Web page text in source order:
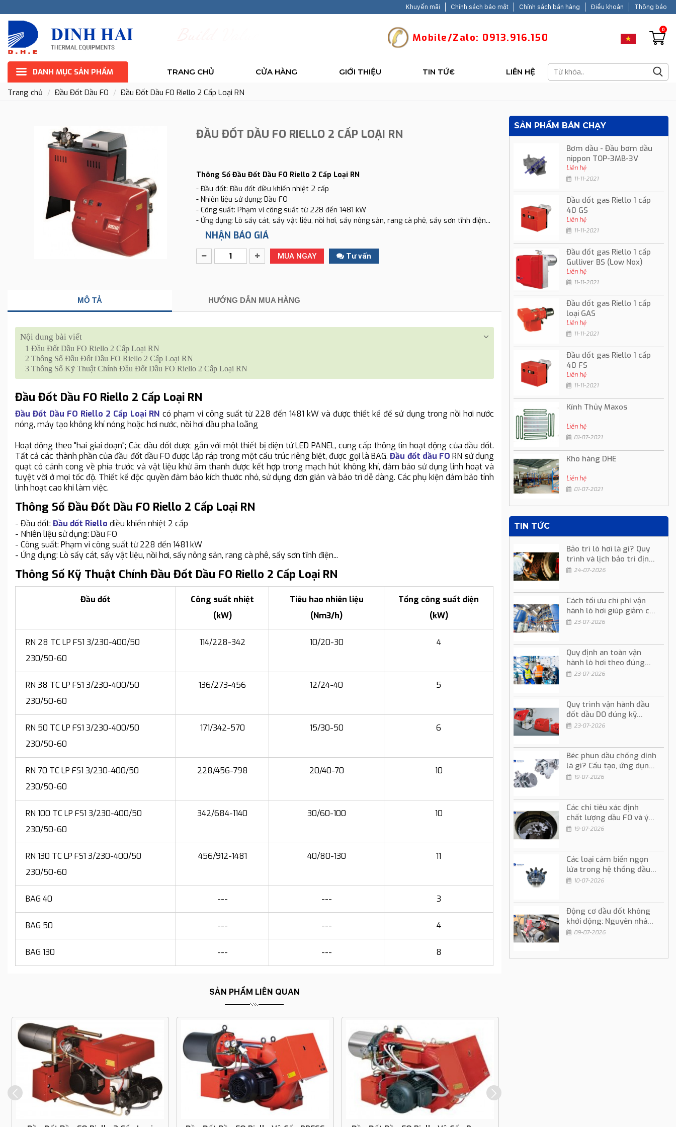
Khuyến mãi Chính sách bảo mật Chính sách bán hàng Điều khoản Thông báo
Mobile/Zalo: 0913.916.150
0
DANH MỤC SẢN PHẨM TRANG CHỦ CỬA HÀNG GIỚI THIỆU TIN TỨC LIÊN HỆ
Trang chủ Đầu Đốt Dầu FO Đầu Đốt Dầu FO Riello 2 Cấp Loại RN
ĐẦU ĐỐT DẦU FO RIELLO 2 CẤP LOẠI RN
Thông Số Đầu Đốt Dầu FO Riello 2 Cấp Loại RN
- Đầu đốt: Đầu đốt điều khiển nhiệt 2 cấp
- Nhiên liệu sử dụng: Dầu FO
- Công suất: Phạm vi công suất từ 228 đến 1481 kW
- Ứng dụng: Lò sấy cát, sấy vật liệu, nồi hơi, sấy nông sản, rang cà phê, sấy sơn tĩnh điện...
NHẬN BÁO GIÁ
MUA NGAY Tư vấn
MÔ TẢ HƯỚNG DẪN MUA HÀNG
Nội dung bài viết
1 Đầu Đốt Dầu FO Riello 2 Cấp Loại RN
2 Thông Số Đầu Đốt Dầu FO Riello 2 Cấp Loại RN
3 Thông Số Kỹ Thuật Chính Đầu Đốt Dầu FO Riello 2 Cấp Loại RN
Đầu Đốt Dầu FO Riello 2 Cấp Loại RN
Đầu Đốt Dầu FO Riello 2 Cấp Loại RN có phạm vi công suất từ 228 đến 1481 kW và được thiết kế để sử dụng trong nồi hơi nước
nóng, máy tạo không khí nóng hoặc hơi nước, nồi hơi dầu pha loãng
Hoạt động theo "hai giai đoạn"; Các đầu đốt được gắn với một thiết bị điện tử LED PANEL, cung cấp thông tin hoạt động của đầu đốt.
Tất cả các thành phần của đầu đốt dầu FO được lắp ráp trong một cấu trúc riêng biệt, được gọi là BAG.Đầu đốt dầu FO RN sử dụng
quạt có cánh cong về phía trước và vật liệu khử âm thanh được kết hợp trong mạch hút không khí, đảm bảo sử dụng linh hoạt và
tuyệt vời ở mọi tốc độ. Thiết kế độc quyền đảm bảo kích thước nhỏ, sử dụng đơn giản và bảo trì dễ dàng. Các phụ kiện đảm bảo tính
linh hoạt cao khi làm việc.
Thông Số Đầu Đốt Dầu FO Riello 2 Cấp Loại RN
- Đầu đốt: Đầu đốt Riello điều khiển nhiệt 2 cấp
- Nhiên liệu sử dụng: Dầu FO
- Công suất: Phạm vi công suất từ 228 đến 1481 kW
- Ứng dụng: Lò sấy cát, sấy vật liệu, nồi hơi, sấy nông sản, rang cà phê, sấy sơn tĩnh điện...
Thông Số Kỹ Thuật Chính Đầu Đốt Dầu FO Riello 2 Cấp Loại RN
Đầu đốt
Công suất nhiệt
(kW)
Tiêu hao nhiên liệu
(Nm3/h)
Tổng công suất điện
(kW)
RN 28 TC LP FS1 3/230-400/50
230/50-60
114/228-342 10/20-30 4
RN 38 TC LP FS1 3/230-400/50
230/50-60
136/273-456 12/24-40 5
RN 50 TC LP FS1 3/230-400/50
230/50-60
171/342-570 15/30-50 6
RN 70 TC LP FS1 3/230-400/50
230/50-60
228/456-798 20/40-70 10
RN 100 TC LP FS1 3/230-400/50
230/50-60
342/684-1140 30/60-100 10
RN 130 TC LP FS1 3/230-400/50
230/50-60
456/912-1481 40/80-130 11
BAG 40 --- --- 3
BAG 50 --- --- 4
BAG 130 --- --- 8
SẢN PHẨM LIÊN QUAN
SẢN PHẨM BÁN CHẠY
Bơm dầu - Đầu bơm dầu
nippon TOP-3MB-3V
Liên hệ
11-11-2021
Đầu đốt gas Riello 1 cấp
40 GS
Liên hệ
11-11-2021
Đầu đốt gas Riello 1 cấp
Gulliver BS (Low Nox)
Liên hệ
11-11-2021
Đầu đốt gas Riello 1 cấp
loại GAS
Liên hệ
11-11-2021
Đầu đốt gas Riello 1 cấp
40 FS
Liên hệ
11-11-2021
Kính Thủy Maxos
Liên hệ
01-07-2021
Kho hàng DHE
Liên hệ
01-07-2021
TIN TỨC
Bảo trì lò hơi là gì? Quy
trình và lịch bảo trì định
kỳ24-07-2026
Cách tối ưu chi phí vận
hành lò hơi giúp giảm chi
phí sản xuất
23-07-2026
Quy định an toàn vận
hành lò hơi theo đúng
quy trình kỹ thuật
23-07-2026
Quy trình vận hành đầu
đốt dầu DO đúng kỹ
thuật và an toàn
23-07-2026
Béc phun dầu chống dính
là gì? Cấu tạo, ứng dụng
và cách sử dụng
19-07-2026
Các chỉ tiêu xác định
chất lượng dầu FO và ý
nghĩa trong vận hành
19-07-2026
Các loại cảm biến ngọn
lửa trong hệ thống đầu
đốt dầu và gas
10-07-2026
Động cơ đầu đốt không
khởi động: Nguyên nhân
và cách khắc phục
09-07-2026